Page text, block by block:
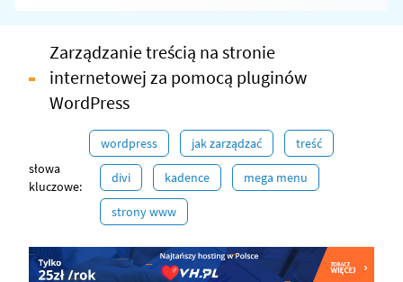
Zarządzanie treścią na stronie
internetowej za pomocą pluginów
WordPress
słowa
kluczowe:
wordpress jak zarządzać treść
divi kadence mega menu
strony www